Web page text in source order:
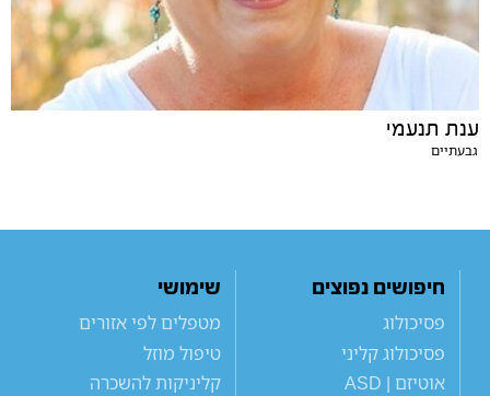
ענת תנעמי
גבעתיים
חיפושים נפוצים
פסיכולוג
פסיכולוג קליני
אוטיזם | ASD
שימושי
מטפלים לפי אזורים
טיפול מוזל
קליניקות להשכרה